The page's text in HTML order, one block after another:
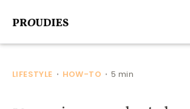
LIFESTYLE • HOW-TO •5 min